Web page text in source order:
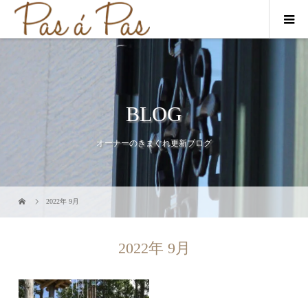
BLOG
オーナーのきまぐれ更新ブログ
2022年 9月
2022年 9月